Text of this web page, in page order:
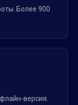
Более 900
версия.